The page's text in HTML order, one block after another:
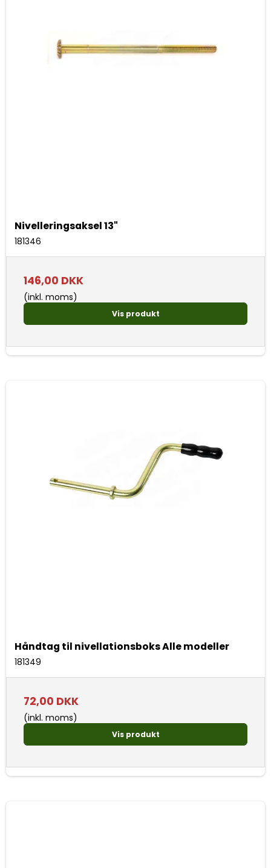
Nivelleringsaksel 13"
181346
146,00 DKK
(inkl. moms)
Vis produkt
Håndtag til nivellationsboks Alle modeller
181349
72,00 DKK
(inkl. moms)
Vis produkt